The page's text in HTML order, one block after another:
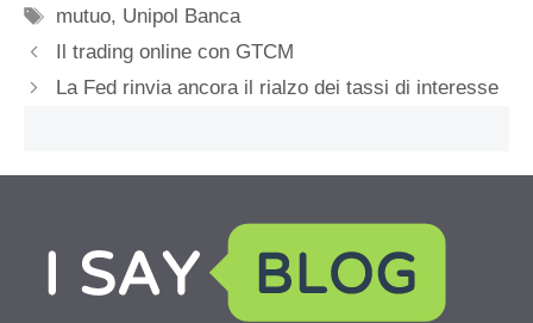
Tag
mutuo, Unipol Banca
Il trading online con GTCM
La Fed rinvia ancora il rialzo dei tassi di interesse